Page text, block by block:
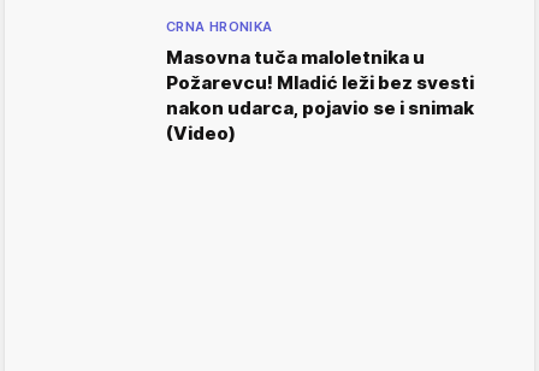
CRNA HRONIKA
Masovna tuča maloletnika u
Požarevcu! Mladić leži bez svesti
nakon udarca, pojavio se i snimak
(Video)